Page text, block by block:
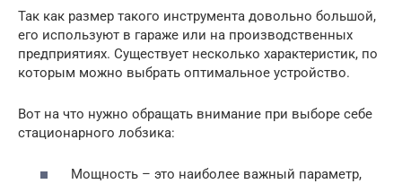
Так как размер такого инструмента довольно большой,
его используют в гараже или на производственных
предприятиях. Существует несколько характеристик, по
которым можно выбрать оптимальное устройство.
Вот на что нужно обращать внимание при выборе себе
стационарного лобзика:
Мощность – это наиболее важный параметр,